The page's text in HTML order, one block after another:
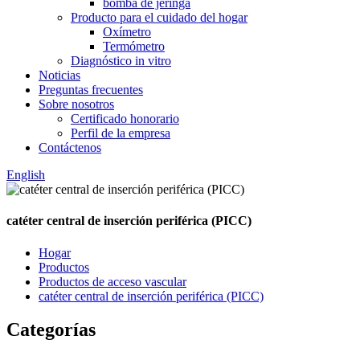
bomba de jeringa
Producto para el cuidado del hogar
Oxímetro
Termómetro
Diagnóstico in vitro
Noticias
Preguntas frecuentes
Sobre nosotros
Certificado honorario
Perfil de la empresa
Contáctenos
English
catéter central de inserción periférica (PICC)
Hogar
Productos
Productos de acceso vascular
catéter central de inserción periférica (PICC)
Categorías